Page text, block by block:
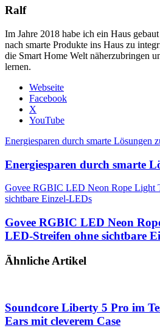
Ralf
Im Jahre 2018 habe ich ein Haus
nach smarte Produkte ins Haus zu
die Smart Home Welt näherzubringen
lernen.
Webseite
Facebook
X
YouTube
Energiesparen durch smarte Lösungen
Energiesparen durch smarte
Govee RGBIC LED Neon Rope Light
sichtbare Einzel-LEDs
Govee RGBIC LED Neon
LED-Streifen ohne sichtbare
Ähnliche Artikel
Soundcore Liberty 5 Pro im
Ears mit cleverem Case